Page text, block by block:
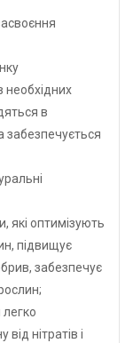
необхідних
в
забезпечується
які оптимізують
підвищує
забезпечує
легко
нітратів і